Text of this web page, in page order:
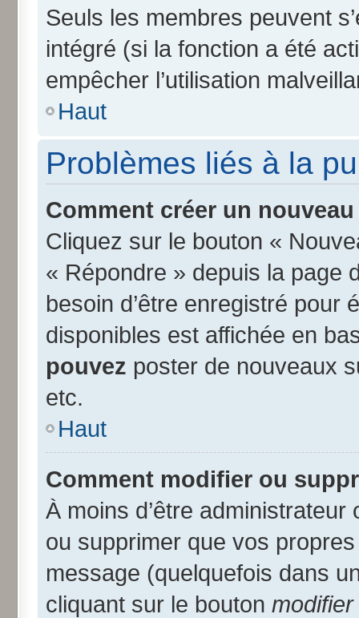
Seuls les membres peuvent
intégré (si la fonction a été
empêcher l’utilisation
Haut
Problèmes liés à la
Comment créer un
Cliquez sur le bouton «
« Répondre » depuis la page
besoin d’être enregistré pour
disponibles est affichée en
pouvez poster de nouveaux
etc.
Haut
Comment modifier ou
À moins d’être
ou supprimer que vos
message (quelquefois dans
cliquant sur le bouton modifier